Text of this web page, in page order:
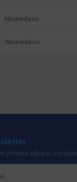
Neuvedeno
Neuvedeno
přinese zábavu,